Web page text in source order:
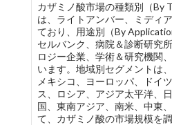
カザミノ酸市場の種類別（By
は、ライトアンバー、ミディ
ており、用途別（By
セルバンク、病院＆診断研究
ロジー企業、学術＆研究機関
います。地域別セグメントは
メキシコ、ヨーロッパ、ドイ
ス、ロシア、アジア太平洋、
国、東南アジア、南米、中東
て、カザミノ酸の市場規模を調